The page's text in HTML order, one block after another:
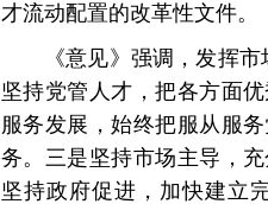
才流动配置的改革性文件。
《意见》强调，发挥
坚持党管人才，把各方面
服务发展，始终把服从服
务。三是坚持市场主导，
坚持政府促进，加快建立